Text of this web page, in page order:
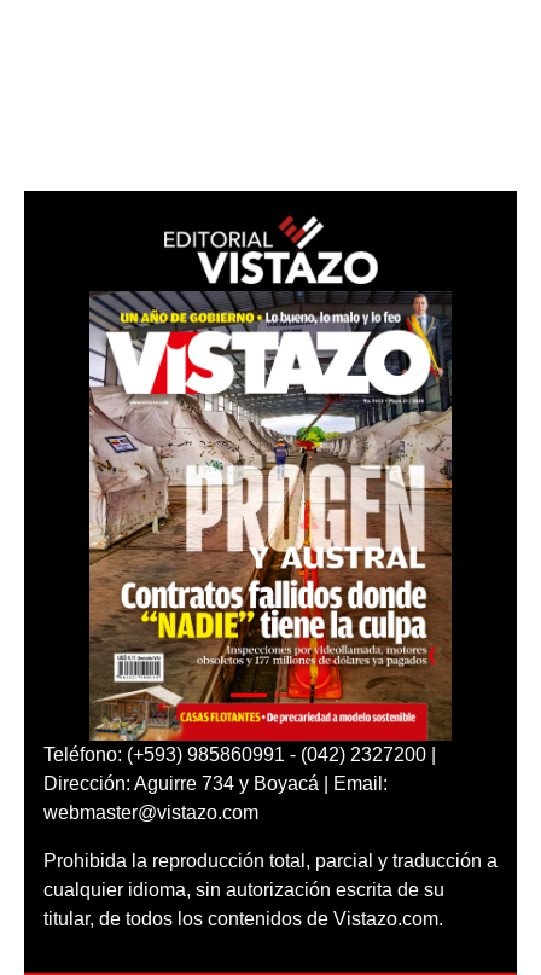
Teléfono: (+593) 985860991 - (042) 2327200 |
Dirección: Aguirre 734 y Boyacá | Email:
webmaster@vistazo.com
Prohibida la reproducción total, parcial y traducción a
cualquier idioma, sin autorización escrita de su
titular, de todos los contenidos de Vistazo.com.